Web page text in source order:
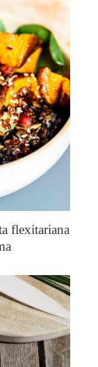
flexitariana